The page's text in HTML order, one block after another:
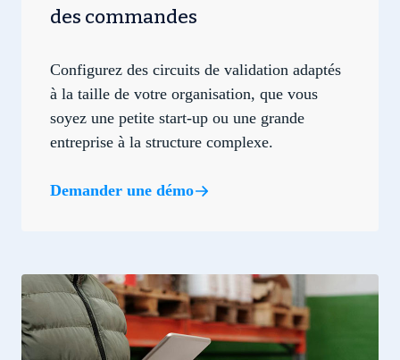
des commandes
Configurez des circuits de validation adaptés
à la taille de votre organisation, que vous
soyez une petite start-up ou une grande
entreprise à la structure complexe.
Demander une démo